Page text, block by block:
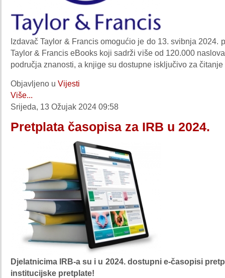
Izdavač Taylor & Francis omogućio je do 13. svibnja 2024.
Taylor & Francis eBooks koji sadrži više od 120.000
područja znanosti, a knjige su dostupne isključivo za
Objavljeno u Vijesti
Više...
Srijeda, 13 Ožujak 2024 09:58
Pretplata časopisa za IRB u 2024.
Djelatnicima IRB-a su i u 2024. dostupni e-časopisi
institucijske pretplate!